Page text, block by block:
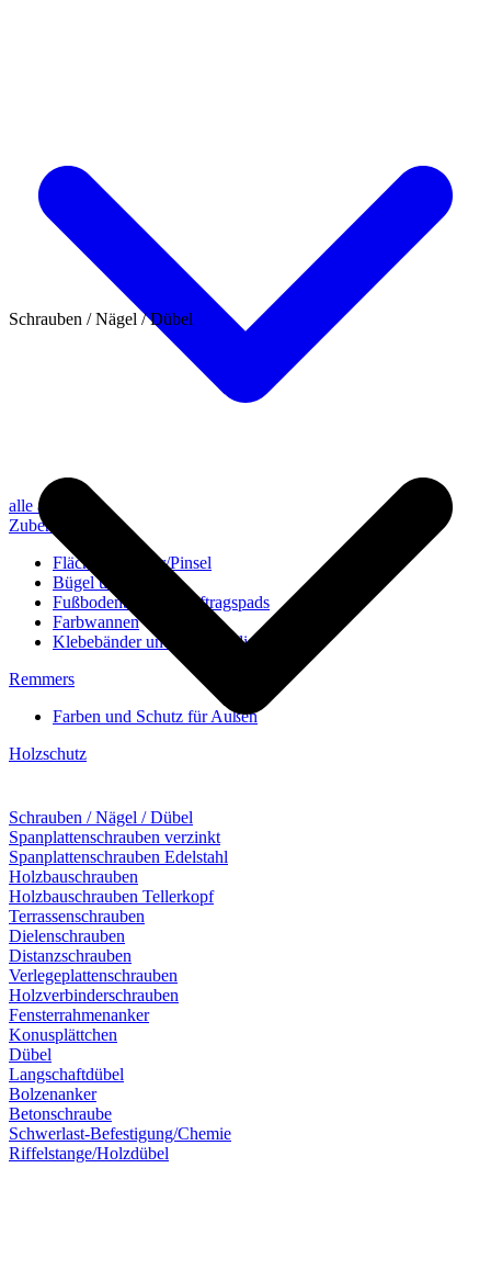
alle anzeigen
Zubehör
Flächenstreicher/Pinsel
Bügel und Rollen
Fußbodenbürsten/Auftragspads
Farbwannen
Klebebänder und Abdeckvlies
Remmers
Farben und Schutz für Außen
Holzschutz
Schrauben / Nägel / Dübel
Schrauben / Nägel / Dübel
Spanplattenschrauben verzinkt
Spanplattenschrauben Edelstahl
Holzbauschrauben
Holzbauschrauben Tellerkopf
Terrassenschrauben
Dielenschrauben
Distanzschrauben
Verlegeplattenschrauben
Holzverbinderschrauben
Fensterrahmenanker
Konusplättchen
Dübel
Langschaftdübel
Bolzenanker
Betonschraube
Schwerlast-Befestigung/Chemie
Riffelstange/Holzdübel